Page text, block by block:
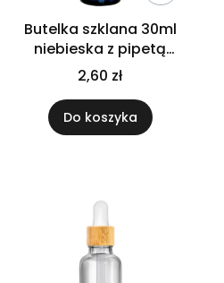
Butelka szklana 30ml
niebieska z pipetą
złoto białą
2,60 zł
Do koszyka